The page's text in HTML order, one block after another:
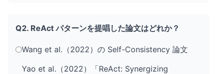
Q2. ReAct パターンを提唱した論文はどれか？
Wang et al.（2022）の Self-Consistency 論文
Yao et al.（2022）「ReAct: Synergizing